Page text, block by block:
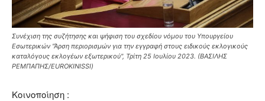
Συνέχιση της συζήτησης και ψήφιση του σχεδίου νόμου του Υπουργείου
Εσωτερικών "Άρση περιορισμών για την εγγραφή στους ειδικούς εκλογικούς
καταλόγους εκλογέων εξωτερικού", Τρίτη 25 Ιουλίου 2023. (ΒΑΣΙΛΗΣ
ΡΕΜΠΑΠΗΣ/EUROKINISSI)
Κοινοποίηση :